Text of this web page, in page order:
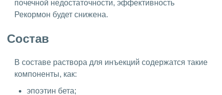
почечной недостаточности, эффективность
Рекормон будет снижена.
Состав
В составе раствора для инъекций содержатся такие
компоненты, как:
эпоэтин бета;